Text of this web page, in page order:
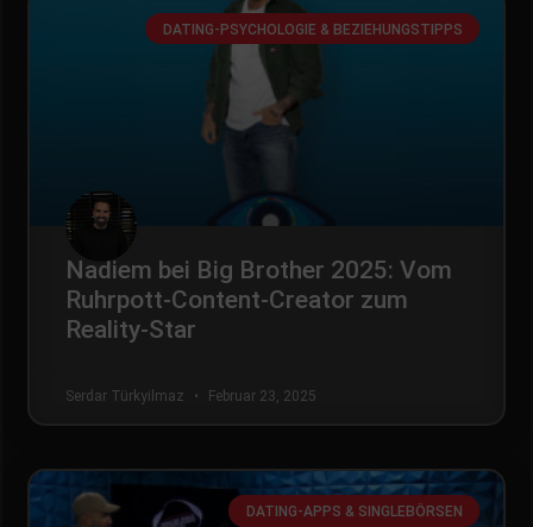
DATING-PSYCHOLOGIE & BEZIEHUNGSTIPPS
Nadiem bei Big Brother 2025: Vom
Ruhrpott-Content-Creator zum
Reality-Star
Serdar Türkyilmaz Februar 23, 2025
DATING-APPS & SINGLEBÖRSEN